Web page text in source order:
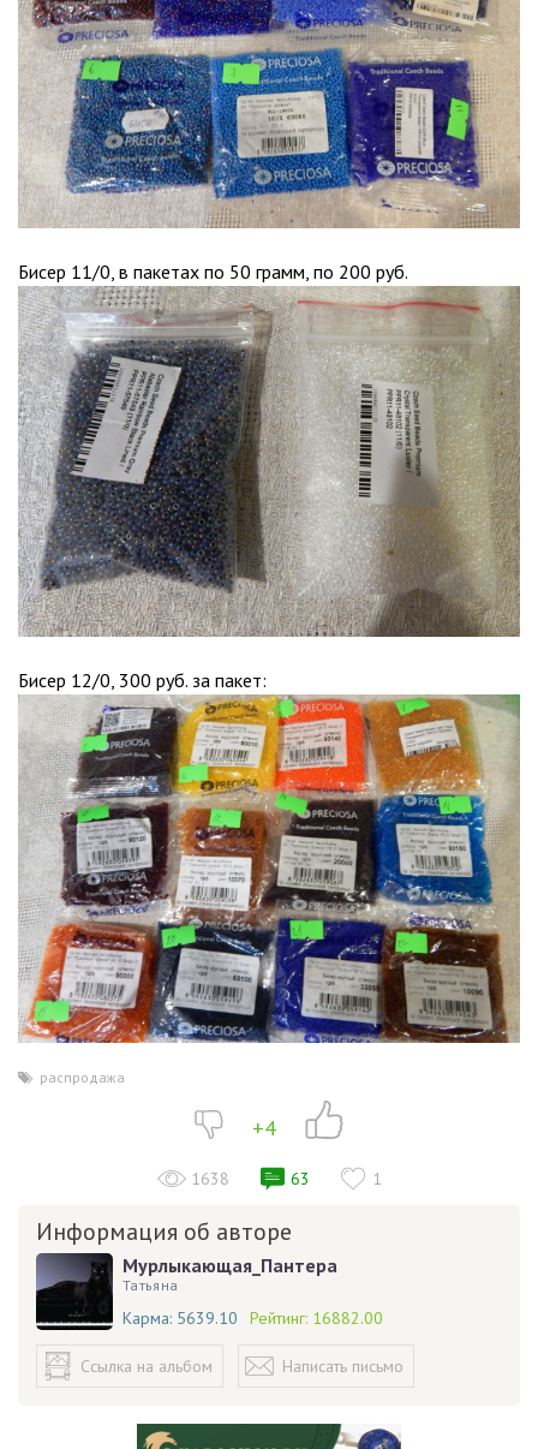
Бисер 11/0, в пакетах по 50 грамм, по 200 руб.
Бисер 12/0, 300 руб. за пакет:
распродажа
+4
1638 63 1
Информация об авторе
Мурлыкающая_Пантера
Татьяна
Карма: 5639.10 Рейтинг: 16882.00
Ссылка на альбом Написать письмо